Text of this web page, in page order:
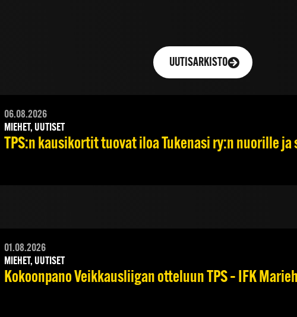
UUTISARKISTO
06.08.2026
MIEHET, UUTISET
TPS:n kausikortit tuovat iloa Tukenasi ry:n nuorille ja
01.08.2026
MIEHET, UUTISET
Kokoonpano Veikkausliigan otteluun TPS – IFK